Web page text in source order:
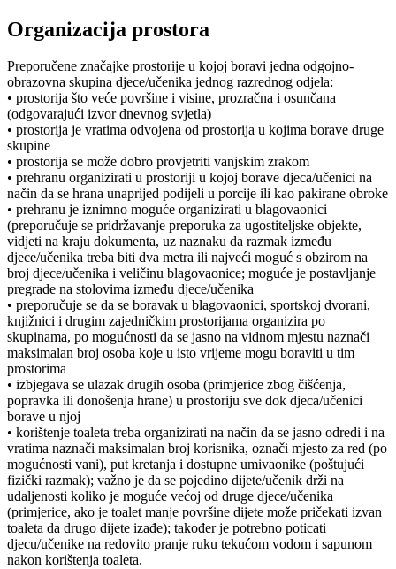
Organizacija prostora
Preporučene značajke prostorije u kojoj boravi jedna odgojno-
obrazovna skupina djece/učenika jednog razrednog odjela:
• prostorija što veće površine i visine, prozračna i osunčana
(odgovarajući izvor dnevnog svjetla)
• prostorija je vratima odvojena od prostorija u kojima borave druge
skupine
• prostorija se može dobro provjetriti vanjskim zrakom
• prehranu organizirati u prostoriji u kojoj borave djeca/učenici na
način da se hrana unaprijed podijeli u porcije ili kao pakirane obroke
• prehranu je iznimno moguće organizirati u blagovaonici
(preporučuje se pridržavanje preporuka za ugostiteljske objekte,
vidjeti na kraju dokumenta, uz naznaku da razmak između
djece/učenika treba biti dva metra ili najveći moguć s obzirom na
broj djece/učenika i veličinu blagovaonice; moguće je postavljanje
pregrade na stolovima između djece/učenika
• preporučuje se da se boravak u blagovaonici, sportskoj dvorani,
knjižnici i drugim zajedničkim prostorijama organizira po
skupinama, po mogućnosti da se jasno na vidnom mjestu naznači
maksimalan broj osoba koje u isto vrijeme mogu boraviti u tim
prostorima
• izbjegava se ulazak drugih osoba (primjerice zbog čišćenja,
popravka ili donošenja hrane) u prostoriju sve dok djeca/učenici
borave u njoj
• korištenje toaleta treba organizirati na način da se jasno odredi i na
vratima naznači maksimalan broj korisnika, označi mjesto za red (po
mogućnosti vani), put kretanja i dostupne umivaonike (poštujući
fizički razmak); važno je da se pojedino dijete/učenik drži na
udaljenosti koliko je moguće većoj od druge djece/učenika
(primjerice, ako je toalet manje površine dijete može pričekati izvan
toaleta da drugo dijete izađe); također je potrebno poticati
djecu/učenike na redovito pranje ruku tekućom vodom i sapunom
nakon korištenja toaleta.